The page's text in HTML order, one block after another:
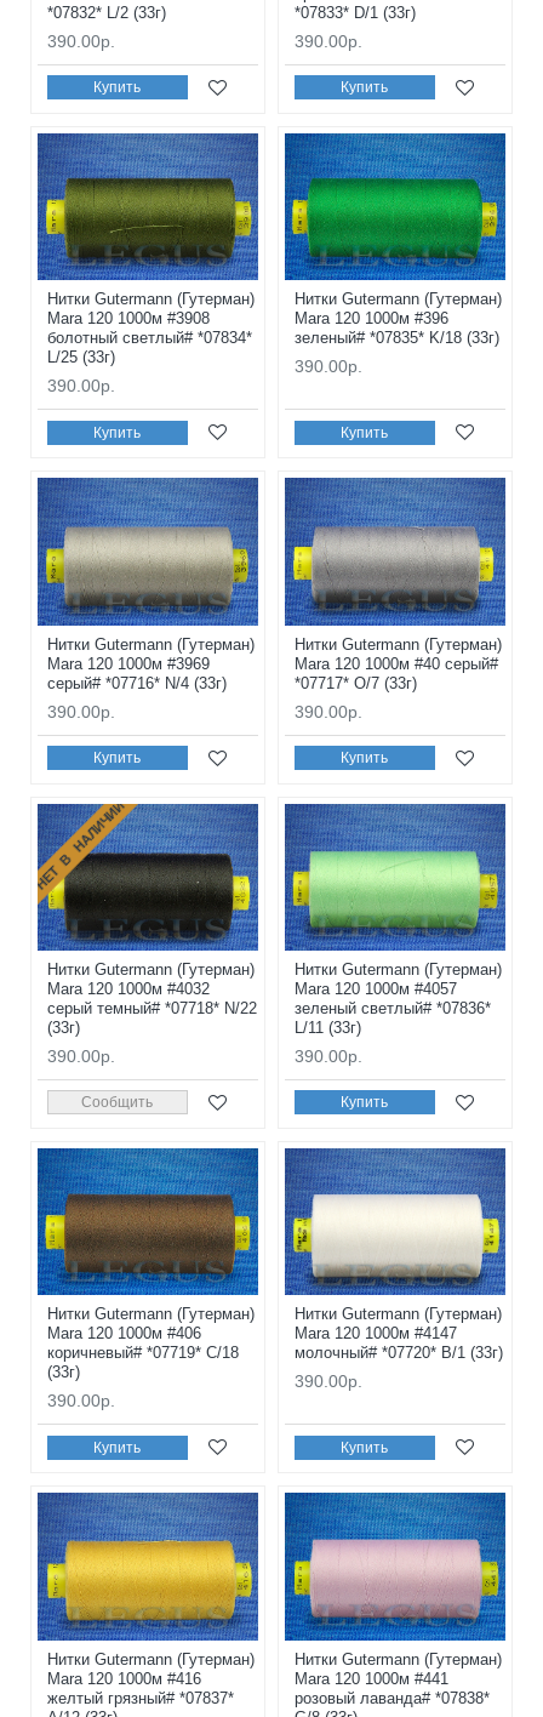
*07832* L/2 (33г)
390.00р.
Купить
*07833* D/1 (33г)
390.00р.
Купить
Нитки Gutermann (Гутерман)
Mara 120 1000м #3908
болотный светлый# *07834*
L/25 (33г)
390.00р.
Купить
Нитки Gutermann (Гутерман)
Mara 120 1000м #396
зеленый# *07835* K/18 (33г)
390.00р.
Купить
Нитки Gutermann (Гутерман)
Mara 120 1000м #3969
серый# *07716* N/4 (33г)
390.00р.
Купить
Нитки Gutermann (Гутерман)
Mara 120 1000м #40 серый#
*07717* O/7 (33г)
390.00р.
Купить
НЕТ В НАЛИЧИИ
Нитки Gutermann (Гутерман)
Mara 120 1000м #4032
серый темный# *07718* N/22
(33г)
390.00р.
Сообщить
Нитки Gutermann (Гутерман)
Mara 120 1000м #4057
зеленый светлый# *07836*
L/11 (33г)
390.00р.
Купить
Нитки Gutermann (Гутерман)
Mara 120 1000м #406
коричневый# *07719* C/18
(33г)
390.00р.
Купить
Нитки Gutermann (Гутерман)
Mara 120 1000м #4147
молочный# *07720* B/1 (33г)
390.00р.
Купить
Нитки Gutermann (Гутерман)
Mara 120 1000м #416
желтый грязный# *07837*
Нитки Gutermann (Гутерман)
Mara 120 1000м #441
розовый лаванда# *07838*